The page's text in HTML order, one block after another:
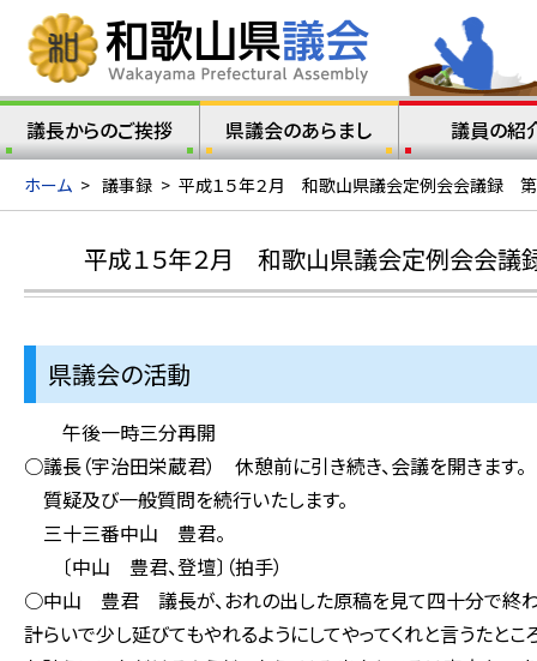
議長からのご挨拶 県議会のあらまし 議員の紹
ホーム > 議事録 > 平成１５年２月 和歌山県議会定例会会議録 第
平成１５年２月 和歌山県議会定例会会
県議会の活動
午後一時三分再開
○議長（宇治田栄蔵君） 休憩前に引き続き、会議を開きます。
質疑及び一般質問を続行いたします。
三十三番中山 豊君。
〔中山 豊君、登壇〕（拍手）
○中山 豊君 議長が、おれの出した原稿を見て四十分で終わる
計らいで少し延びてもやれるようにしてやってくれと言うたと